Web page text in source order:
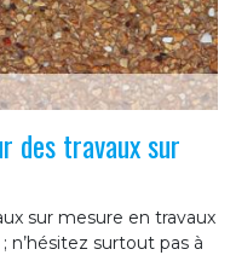
des travaux sur
sur mesure en travaux
n’hésitez surtout pas à